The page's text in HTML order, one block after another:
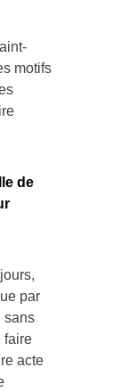
motifs
de
par
sans
faire
acte